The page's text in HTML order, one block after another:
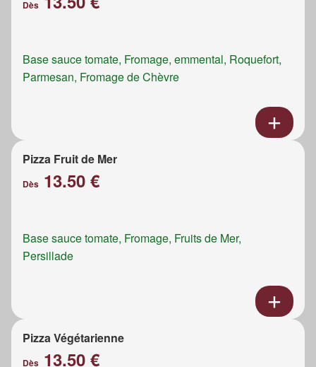
Dès
Base sauce tomate, Fromage, emmental, Roquefort,
Parmesan, Fromage de Chèvre
Pizza Fruit de Mer
Dès 13.50 €
Base sauce tomate, Fromage, Fruits de Mer,
Persillade
Pizza Végétarienne
Dès 13.50 €